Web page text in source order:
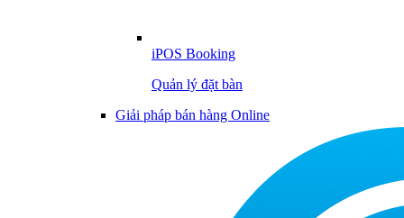
iPOS Booking
Quản lý đặt bàn
Giải pháp bán hàng Online